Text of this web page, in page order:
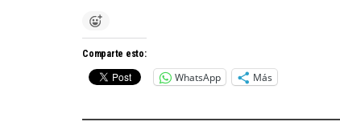
Comparte esto:
WhatsApp Más